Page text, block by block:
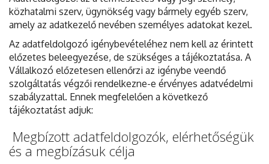
közhatalmi szerv, ügynökség vagy bármely egyéb szerv,
amely az adatkezelő nevében személyes adatokat kezel.
Az adatfeldolgozó igénybevételéhez nem kell az érintett
előzetes beleegyezése, de szükséges a tájékoztatása. A
Vállalkozó előzetesen ellenőrzi az igénybe veendő
szolgáltatás végzői rendelkezne-e érvényes adatvédelmi
szabályzattal. Ennek megfelelően a következő
tájékoztatást adjuk:
Megbízott adatfeldolgozók, elérhetőségük
és a megbízásuk célja